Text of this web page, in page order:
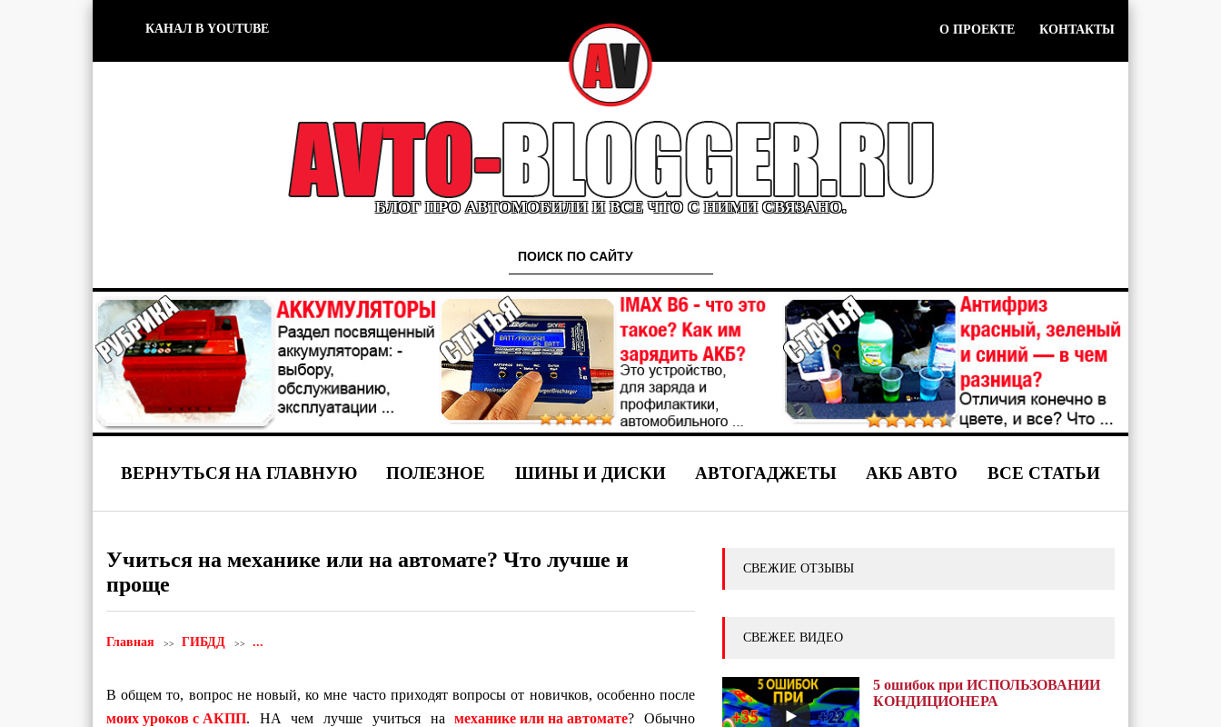
КАНАЛ В YOUTUBE О ПРОЕКТЕ КОНТАКТЫ
БЛОГ ПРО АВТОМОБИЛИ И ВСЕ ЧТО С НИМИ СВЯЗАНО.
ВЕРНУТЬСЯ НА ГЛАВНУЮ ПОЛЕЗНОЕ ШИНЫ И ДИСКИ АВТОГАДЖЕТЫ АКБ АВТО ВСЕ СТАТЬИ
Учиться на механике или на автомате? Что лучше и
проще
Главная ГИБДД ...
В общем то, вопрос не новый, ко мне часто приходят вопросы от новичков, особенно после
моих уроков c АКПП. НА чем лучше учиться намеханике или на автомате? Обычно
СВЕЖИЕ ОТЗЫВЫ
СВЕЖЕЕ ВИДЕО
5 ошибок при ИСПОЛЬЗОВАНИИ
КОНДИЦИОНЕРА